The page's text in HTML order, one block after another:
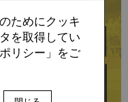
ためにクッキ
を取得してい
リシー」をご